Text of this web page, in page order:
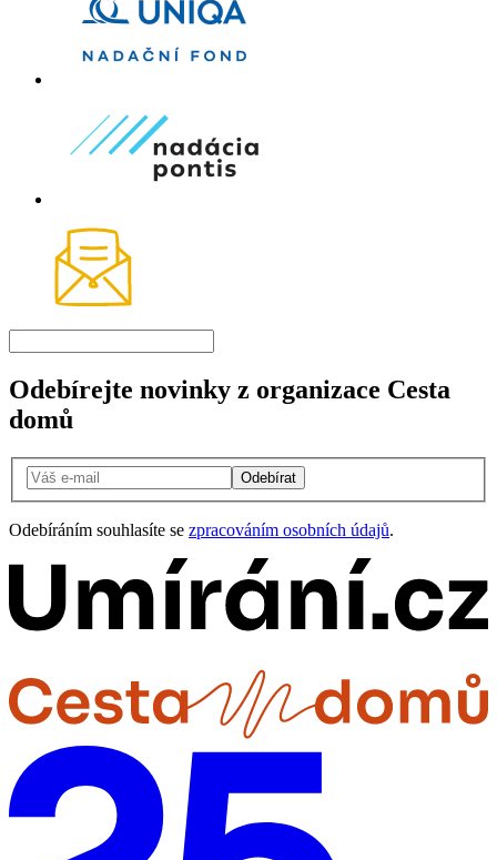
Odebírejte novinky z organizace Cesta
domů
Odebírat
Odebíráním souhlasíte se zpracováním osobních údajů.